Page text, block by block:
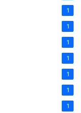
1
1
1
1
1
1
1